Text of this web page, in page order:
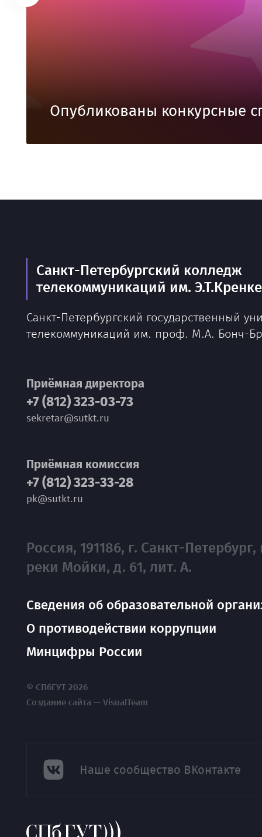
Опубликованы конкурсные
Санкт-Петербургский колледж
телекоммуникаций им.
Санкт-Петербургский государственный
телекоммуникаций им. проф. М.А. Бонч-
Приёмная директора
+7 (812) 323-03-73
sekretar@sutkt.ru
Приёмная комиссия
+7 (812) 323-33-28
pk@sutkt.ru
Россия, 191186, г. Санкт-Петербург,
реки Мойки, д. 61, лит. А.
Сведения об образовательной
О противодействии коррупции
Минцифры России
© СПбГУТ 2026
Создание сайта — VisualTeam
Наше сообщество ВКонтакте